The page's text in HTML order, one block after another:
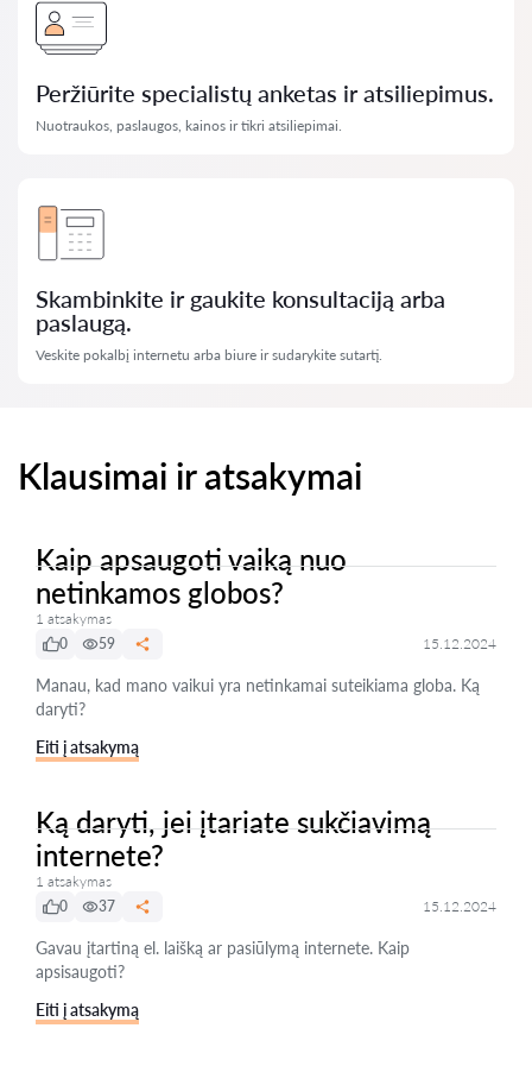
Peržiūrite specialistų anketas ir atsiliepimus.
Nuotraukos, paslaugos, kainos ir tikri atsiliepimai.
Skambinkite ir gaukite konsultaciją arba
paslaugą.
Veskite pokalbį internetu arba biure ir sudarykite sutartį.
Klausimai ir atsakymai
Kaip apsaugoti vaiką nuo
netinkamos globos?
1 atsakymas
0
59 15.12.2024
Manau, kad mano vaikui yra netinkamai suteikiama globa. Ką
daryti?
Eiti į atsakymą
Ką daryti, jei įtariate sukčiavimą
internete?
1 atsakymas
0
37 15.12.2024
Gavau įtartiną el. laišką ar pasiūlymą internete. Kaip
apsisaugoti?
Eiti į atsakymą